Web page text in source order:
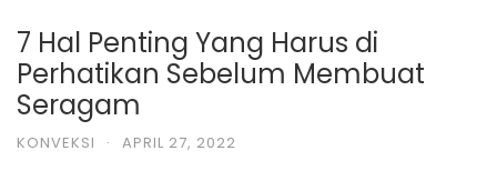
7 Hal Penting Yang Harus di
Perhatikan Sebelum Membuat
Seragam
KONVEKSI · APRIL 27, 2022